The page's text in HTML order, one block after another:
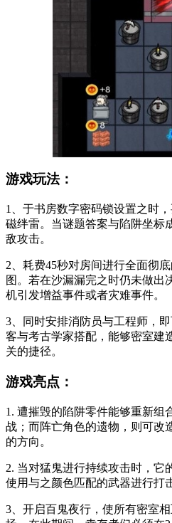
游戏玩法：
1、于书房数字密码锁设置之时
磁绊雷。当谜题答案与陷阱坐标
敌攻击。
2、耗费45秒对房间进行全面彻
图。若在沙漏漏完之时仍未做出
机引发增益事件或者灾难事件。
3、同时安排消防员与工程师，
客与考古学家搭配，能够密室建
关的捷径。
游戏亮点：
1. 遭摧毁的陷阱零件能够重新组
战；而阵亡角色的遗物，则可改
的方向。
2. 当对猛鬼进行持续攻击时，它
使用与之颜色匹配的武器进行打
3、开启百鬼夜行，使所有密室